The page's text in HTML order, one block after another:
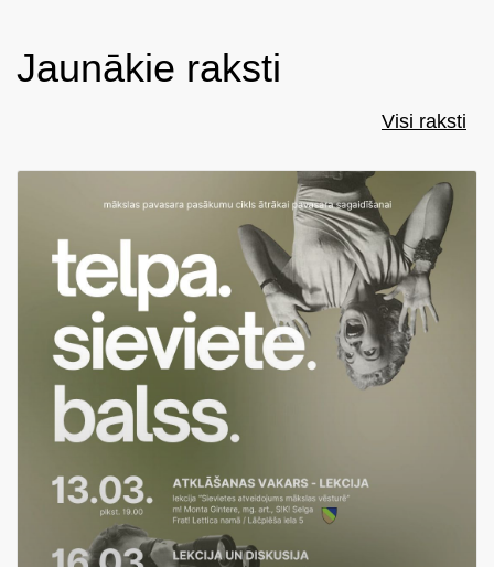
Jaunākie raksti
Visi raksti